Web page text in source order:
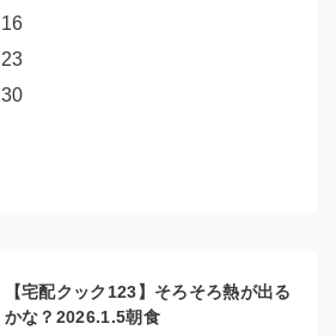
16
23
30
【宅配クック123】そろそろ熱が出る
かな？2026.1.5朝食